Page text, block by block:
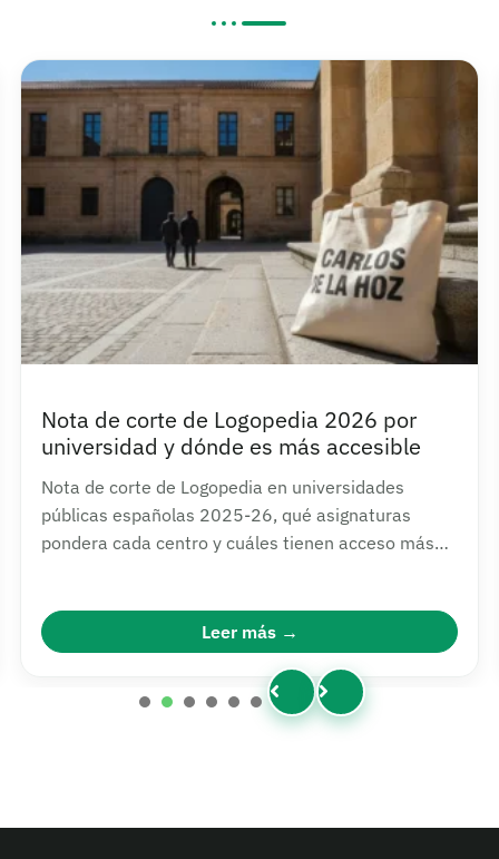
Nota de corte de Logopedia 2026 por
universidad y dónde es más accesible
Nota de corte de Logopedia en universidades
públicas españolas 2025-26, qué asignaturas
pondera cada centro y cuáles tienen acceso más
Leer más
1 2